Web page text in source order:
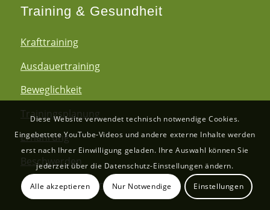
Training & Gesundheit
Krafttraining
Ausdauertraining
Beweglichkeit
Trainingsplanung
Ernährung
Beschwerden
Medizinische Trainingstherapie
Diese Website verwendet technisch notwendige Cookies.
Eingebettete YouTube-Videos und andere externe Inhalte werden
erst nach Ihrer Einwilligung geladen. Ihre Auswahl können Sie
jederzeit über die Datenschutz-Einstellungen ändern.
Alle akzeptieren Nur Notwendige Einstellungen